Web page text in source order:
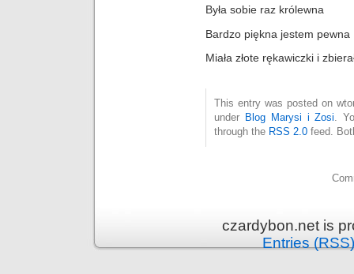
Była sobie raz królewna
Bardzo piękna jestem pewna
Miała złote rękawiczki i
This entry was posted on
under Blog Marysi i Zosi.
through the RSS 2.0 feed.
czardybon.net is
Entries (RSS)